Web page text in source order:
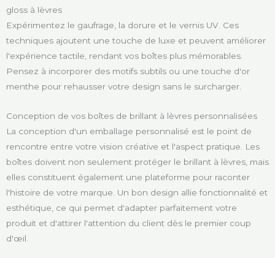
gloss à lèvres
Expérimentez le gaufrage, la dorure et le vernis UV. Ces
techniques ajoutent une touche de luxe et peuvent améliorer
l'expérience tactile, rendant vos boîtes plus mémorables.
Pensez à incorporer des motifs subtils ou une touche d'or
menthe pour rehausser votre design sans le surcharger.
Conception de vos boîtes de brillant à lèvres personnalisées
La conception d'un emballage personnalisé est le point de
rencontre entre votre vision créative et l'aspect pratique. Les
boîtes doivent non seulement protéger le brillant à lèvres, mais
elles constituent également une plateforme pour raconter
l'histoire de votre marque. Un bon design allie fonctionnalité et
esthétique, ce qui permet d'adapter parfaitement votre
produit et d'attirer l'attention du client dès le premier coup
d'œil.